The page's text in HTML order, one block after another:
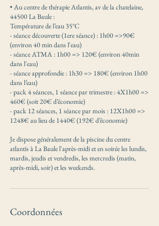
• Au centre de thérapie Atlantis, av de la chatelaine,
44500 La Baule :
Température de l’eau 35°C
- séance découverte (1ere séance) : 1h00 =>90€
(environ 40 min dans l'eau)
- séance ATMA : 1h00 => 120€ (environ 40min
dans l'eau)
- séance approfondie : 1h30 => 180€ (environ 1h00
dans l’eau)
- pack 4 séances, 1 séance par trimestre : 4X1h00 =>
460€ (soit 20€ d’économie)
- pack 12 séances, 1 séance par mois : 12X1h00 =>
1248€ au lieu de 1440€ (192€ d’économie)
Je dispose généralement de la piscine du centre
atlantis à La Baule l'après-midi et en soirée les lundis,
mardis, jeudis et vendredis, les mercredis (matin,
après-midi, soir) et les weekends.
Coordonnées